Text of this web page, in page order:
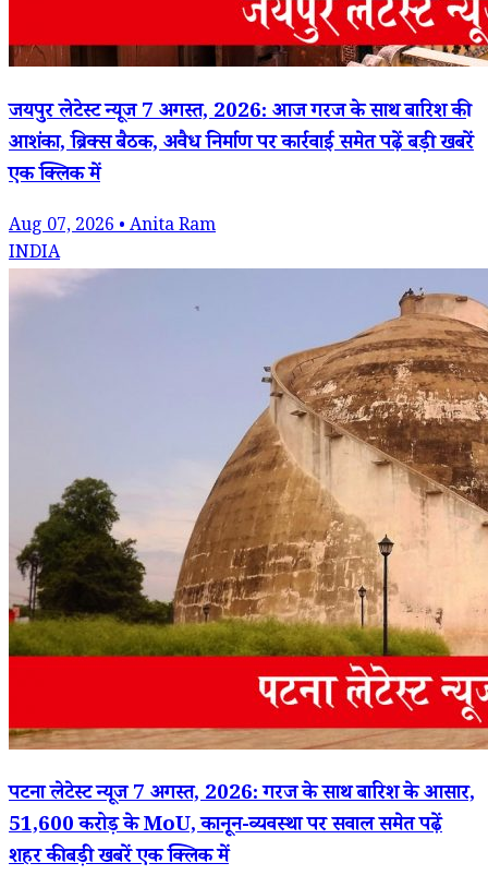
जयपुर लेटेस्ट न्यूज 7 अगस्त, 2026: आज गरज के साथ बारिश की
आशंका, ब्रिक्स बैठक, अवैध निर्माण पर कार्रवाई समेत पढ़ें बड़ी खबरें
एक क्लिक में
Aug 07, 2026 • Anita Ram
INDIA
पटना लेटेस्ट न्यूज 7 अगस्त, 2026: गरज के साथ बारिश के आसार,
51,600 करोड़ के MoU, कानून-व्यवस्था पर सवाल समेत पढ़ें
शहर की बड़ी खबरें एक क्लिक में